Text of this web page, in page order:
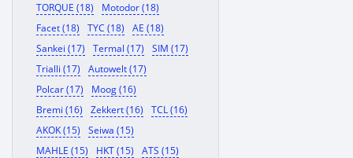
TORQUE (18)
Motodor (18)
Facet (18)
TYC (18)
AE (18)
Sankei (17)
Termal (17)
SIM (17)
Trialli (17)
Autowelt (17)
Polcar (17)
Moog (16)
Bremi (16)
Zekkert (16)
TCL (16)
AKOK (15)
Seiwa (15)
MAHLE (15)
HKT (15)
ATS (15)